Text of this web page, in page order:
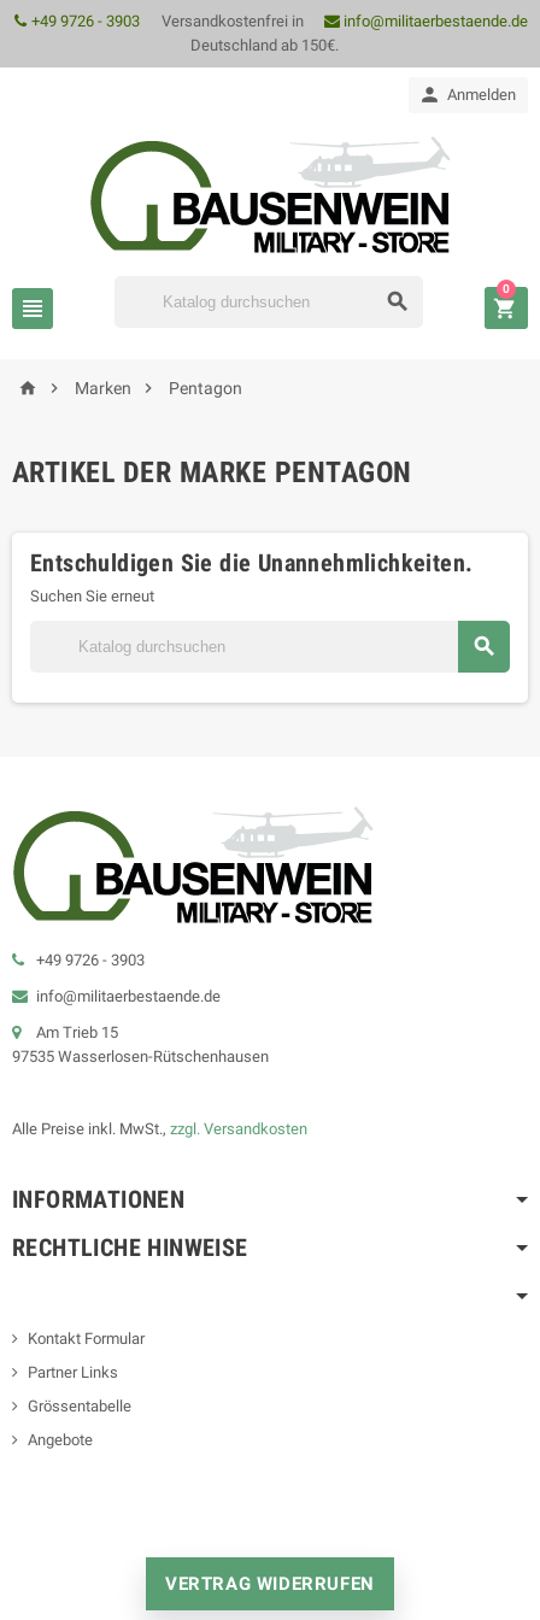
+49 9726 - 3903 info@militaerbestaende.de
Versandkostenfrei in
Deutschland ab 150€.
 Anmelden
  
0
  Marken  Pentagon
ARTIKEL DER MARKE PENTAGON
Entschuldigen Sie die Unannehmlichkeiten.
Suchen Sie erneut

+49 9726 - 3903
info@militaerbestaende.de
Am Trieb 15
97535 Wasserlosen-Rütschenhausen
Alle Preise inkl. MwSt., zzgl. Versandkosten
INFORMATIONEN
RECHTLICHE HINWEISE
Kontakt Formular
Partner Links
Grössentabelle
Angebote
VERTRAG WIDERRUFEN